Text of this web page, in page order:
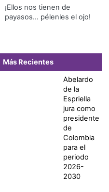
¡Ellos nos tienen de
payasos… pélenles el ojo!
Más Recientes
Abelardo
de la
Espriella
jura como
presidente
de
Colombia
para el
periodo
2026-
2030